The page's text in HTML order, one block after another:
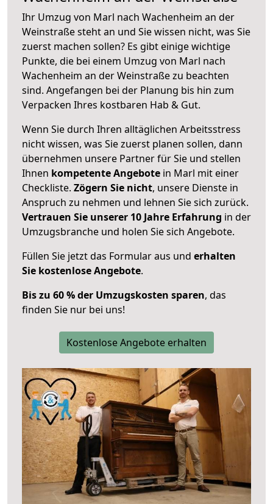
Ihr Umzug von Marl nach Wachenheim an der
Weinstraße steht an und Sie wissen nicht, was Sie
zuerst machen sollen? Es gibt einige wichtige
Punkte, die bei einem Umzug von Marl nach
Wachenheim an der Weinstraße zu beachten
sind. Angefangen bei der Planung bis hin zum
Verpacken Ihres kostbaren Hab & Gut.
Wenn Sie durch Ihren alltäglichen Arbeitsstress
nicht wissen, was Sie zuerst planen sollen, dann
übernehmen unsere Partner für Sie und stellen
Ihnen kompetente Angebote in Marl mit einer
Checkliste. Zögern Sie nicht, unsere Dienste in
Anspruch zu nehmen und lehnen Sie sich zurück.
Vertrauen Sie unserer 10 Jahre Erfahrung in der
Umzugsbranche und holen Sie sich Angebote.
Füllen Sie jetzt das Formular aus und erhalten
Sie kostenlose Angebote.
Bis zu 60 % der Umzugskosten sparen, das
finden Sie nur bei uns!
Kostenlose Angebote erhalten